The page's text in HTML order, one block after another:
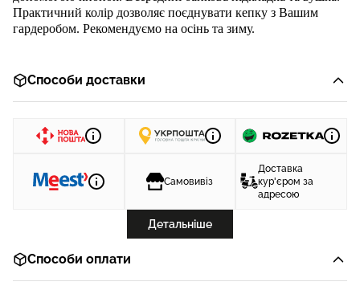
Практичний колір дозволяє поєднувати кепку з Вашим
гардеробом. Рекомендуємо на осінь та зиму.
Способи доставки
Самовивіз
Доставка
кур'єром за
адресою
Детальніше
Способи оплати